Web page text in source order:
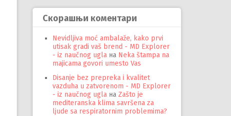
Скорашњи коментари
Nevidljiva moć ambalaže, kako prvi
utisak gradi vaš brend - MD Explorer
- iz naučnog ugla на Neka štampa na
majicama govori umesto Vas
Disanje bez prepreka i kvalitet
vazduha u zatvorenom - MD Explorer
- iz naučnog ugla на Zašto je
mediteranska klima savršena za
ljude sa respiratornim problemima?